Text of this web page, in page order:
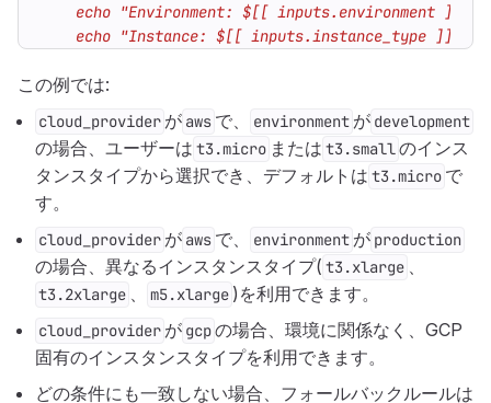
    echo "Instance: $[[ inputs.instance_type ]]"
この例では:
cloud_provider が aws で、 environment が development
の場合、ユーザーは t3.micro または t3.smallのインス
タンスタイプから選択でき、デフォルトは t3.micro で
す。
cloud_provider が aws で、 environment が production
の場合、異なるインスタンスタイプ( t3.xlarge 、
t3.2xlarge 、 m5.xlarge )を利用できます。
cloud_provider が gcpの場合、環境に関係なく、GCP
固有のインスタンスタイプを利用できます。
どの条件にも一致しない場合、フォールバックルールは